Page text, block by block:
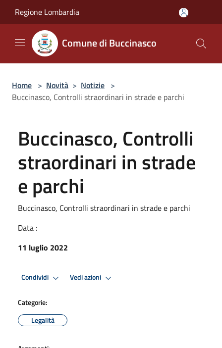
Regione Lombardia
Comune di Buccinasco
Home > Novità > Notizie >
Buccinasco, Controlli straordinari in strade e parchi
Buccinasco, Controlli
straordinari in strade
e parchi
Buccinasco, Controlli straordinari in strade e parchi
Data :
11 luglio 2022
Condividi Vedi azioni
Categorie:
Legalità